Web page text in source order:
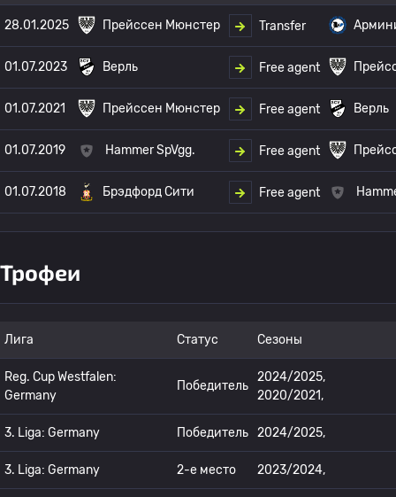
28.01.2025 Прейссен Мюнстер Transfer
01.07.2023 Верль Free agent
01.07.2021 Прейссен Мюнстер Free agent Верль
01.07.2019 Hammer SpVgg. Free agent
01.07.2018 Брэдфорд Сити Free agent
Трофеи
Лига Статус Сезоны
Reg. Cup Westfalen:
Germany
Победитель
2024/2025,
2020/2021,
3. Liga: Germany Победитель 2024/2025,
3. Liga: Germany 2-е место 2023/2024,